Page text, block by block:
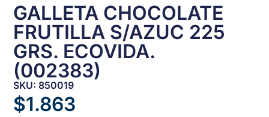
GALLETA CHOCOLATE
FRUTILLA S/AZUC 225
GRS. ECOVIDA.
(002383)
SKU: 850019
$1.863